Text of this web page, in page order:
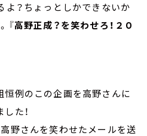
よ？ちょっとしかできないか
『高野正成？を笑わせろ！２０
例のこの企画を高野さんに
た！
野さんを笑わせたメールを送